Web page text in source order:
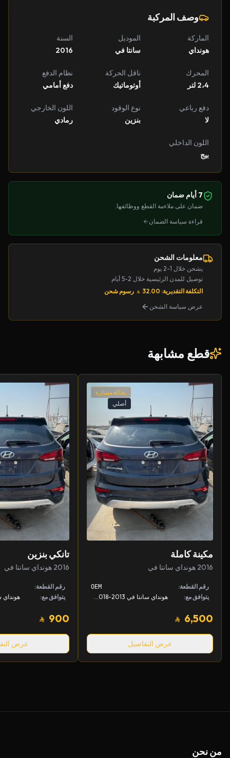
وصف المركبة
الماركة
هونداي
الموديل
سانتا في
السنة
2016
المحرك
2،4 لتر
ناقل الحركة
أوتوماتيك
نظام الدفع
دفع أمامي
دفع رباعي
لا
نوع الوقود
بنزين
اللون الخارجي
رمادي
اللون الداخلي
بيج
7 أيام ضمان
ضمان على ملاءمة القطع ووظائفها.
قراءة سياسة الضمان
معلومات الشحن
يشحن خلال 1-2 يوم
توصيل للمدن الرئيسية خلال 2-5 أيام
التكلفة التقديرية: 32.00
رسوم شحن
عرض سياسة الشحن
قطع مشابهة
بحالة ممتازة
أصلي
مكينة كاملة
2016 هونداي سانتا في
رقم القطعة: OEM
يتوافق مع:
6,500
عرض التفاصيل
تانكي بنزين
2016 هونداي سانتا في
رقم القطعة:
يتوافق مع:
هونداي
900
عرض
من نحن